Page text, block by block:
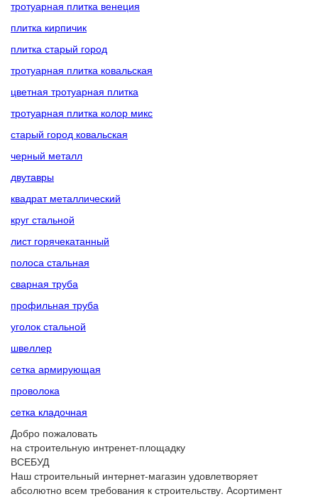
тротуарная плитка венеция
плитка кирпичик
плитка старый город
тротуарная плитка ковальская
цветная тротуарная плитка
тротуарная плитка колор микс
старый город ковальская
черный металл
двутавры
квадрат металлический
круг стальной
лист горячекатанный
полоса стальная
сварная труба
профильная труба
уголок стальной
швеллер
сетка армирующая
проволока
сетка кладочная
Добро пожаловать
на строительную интренет-площадку
ВСЕБУД
Наш строительный интернет-магазин удовлетворяет
абсолютно всем требования к строительству. Асортимент